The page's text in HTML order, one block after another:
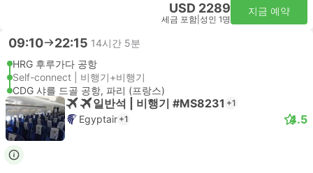
USD 2289
세금 포함 성인 1명
지금 예약
09:10 22:15 14시간 5분
HRG 후루가다 공항
Self-connect | 비행기+비행기
CDG 샤를 드골 공항, 파리 (프랑스)
일반석 | 비행기 #MS8231 +1
Egyptair +1 4.5